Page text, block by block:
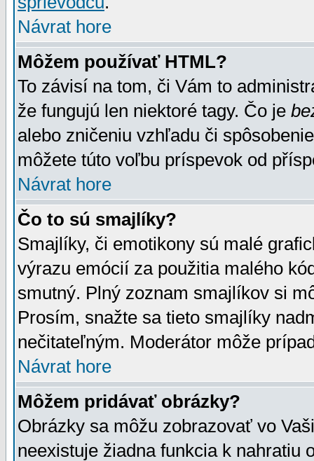
Návrat hore
Môžem používať HTML?
To závisí na tom, či Vám to
že fungujú len niektoré tagy. Čo je
alebo zničeniu vzhľadu či
môžete túto voľbu príspevok od
Návrat hore
Čo to sú smajlíky?
Smajlíky, či emotikony sú malé
výrazu emócií za použitia malého
smutný. Plný zoznam smajlíkov si
Prosím, snažte sa tieto smajlíky
nečitateľným. Moderátor môže
Návrat hore
Môžem pridávať obrázky?
Obrázky sa môžu zobrazovať vo
neexistuje žiadna funkcia k nahratiu